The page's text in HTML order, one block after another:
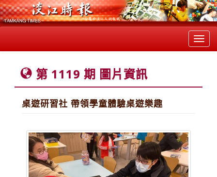
第 1119 期 圖片資訊
桌遊研習社 帶領學童體驗桌遊樂趣